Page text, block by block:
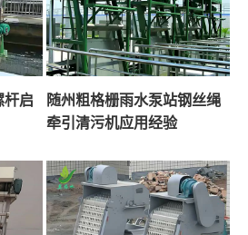
启
随州粗格栅雨水泵站钢丝绳
牵引清污机应用经验